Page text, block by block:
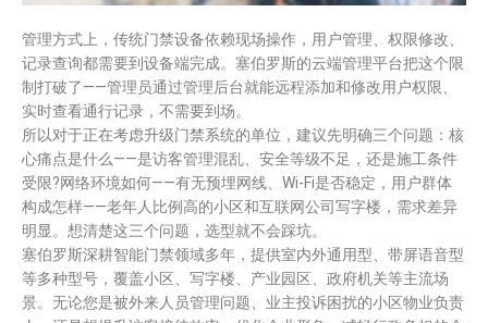
管理方式上，传统门禁设备依赖现场操作，用户管理、权限修改、
记录查询都需要到设备端完成。塞伯罗斯的云端管理平台把这个限
制打破了——管理员通过管理后台就能远程添加和修改用户权限、
实时查看通行记录，不需要到场。
所以对于正在考虑升级门禁系统的单位，建议先明确三个问题：核
心痛点是什么——是访客管理混乱、安全等级不足，还是施工条件
受限?网络环境如何——有无预埋网线、Wi-Fi是否稳定，用户群体
构成怎样——老年人比例高的小区和互联网公司写字楼，需求差异
明显。想清楚这三个问题，选型就不会踩坑。
塞伯罗斯深耕智能门禁领域多年，提供室内外通用型、带屏语音型
等多种型号，覆盖小区、写字楼、产业园区、政府机关等主流场
景。无论您是被外来人员管理问题、业主投诉困扰的小区物业负责